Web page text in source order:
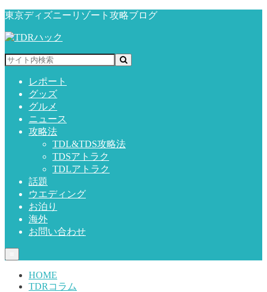
東京ディズニーリゾート攻略ブログ
レポート
グッズ
グルメ
ニュース
攻略法
TDL&TDS攻略法
TDSアトラク
TDLアトラク
話題
ウエディング
お泊り
海外
お問い合わせ
HOME
TDRコラム